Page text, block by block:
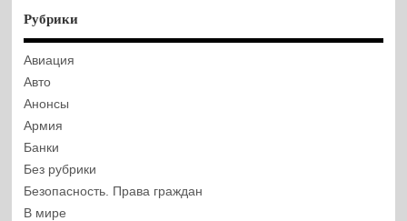
Рубрики
Авиация
Авто
Анонсы
Армия
Банки
Без рубрики
Безопасность. Права граждан
В мире